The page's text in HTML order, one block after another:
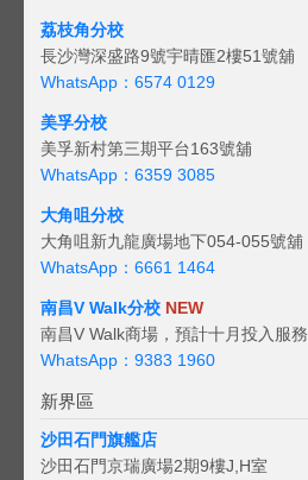
荔枝角分校
長沙灣深盛路9號宇晴匯2樓51號舖
WhatsApp：6574 0129
美孚分校
美孚新村第三期平台163號舖
WhatsApp：6359 3085
大角咀分校
大角咀新九龍廣場地下054-055號舖
WhatsApp：6661 1464
南昌V Walk分校 NEW
南昌V Walk商場，預計十月投入服務
WhatsApp：9383 1960
新界區
沙田石門旗艦店
沙田石門京瑞廣場2期9樓J,H室